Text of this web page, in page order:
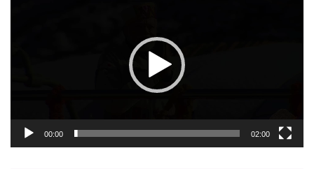
00:00 02:00